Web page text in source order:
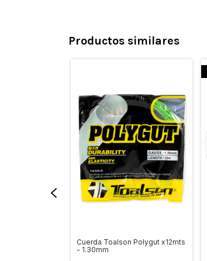
Productos similares
Cuerda Toalson Polygut x12mts
- 1.30mm